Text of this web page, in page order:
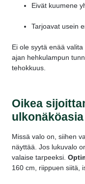
Eivät kuumene
Tarjoavat usein
Ei ole syytä enää
ajan hehkulampun
tehokkuus.
Oikea
ulkonäköasia
Missä valo on, siihen
näyttää. Jos lukuvalo
valaise tarpeeksi.
160 cm, riippuen siitä,